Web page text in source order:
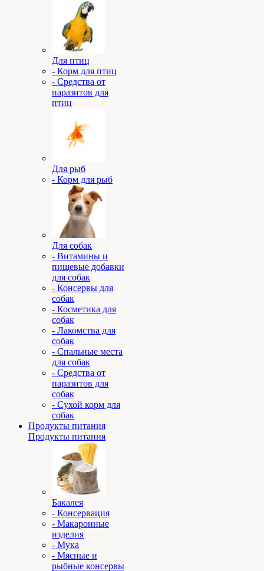
Для птиц
- Корм для птиц
- Средства от
паразитов для
птиц
Для рыб
- Корм для рыб
Для собак
- Витамины и
пищевые добавки
для собак
- Консервы для
собак
- Косметика для
собак
- Лакомства для
собак
- Спальные места
для собак
- Средства от
паразитов для
собак
- Сухой корм для
собак
Продукты питания
Продукты питания
Бакалея
- Консервация
- Макаронные
изделия
- Мука
- Мясные и
рыбные консервы